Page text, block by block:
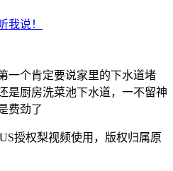
我说！
一个肯定要说家里的下水道堵
是厨房洗菜池下水道，一不留神
费劲了
授权梨视频使用，版权归属原